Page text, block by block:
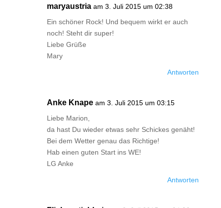
maryaustria am 3. Juli 2015 um 02:38
Ein schöner Rock! Und bequem wirkt er auch
noch! Steht dir super!
Liebe Grüße
Mary
Antworten
Anke Knape am 3. Juli 2015 um 03:15
Liebe Marion,
da hast Du wieder etwas sehr Schickes genäht!
Bei dem Wetter genau das Richtige!
Hab einen guten Start ins WE!
LG Anke
Antworten